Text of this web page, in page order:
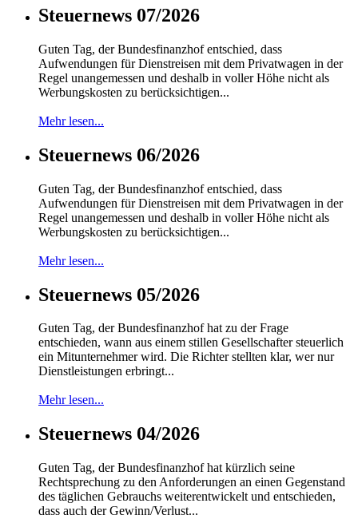
Steuernews 07/2026
Guten Tag, der Bundesfinanzhof entschied, dass
Aufwendungen für Dienstreisen mit dem Privatwagen in der
Regel unangemessen und deshalb in voller Höhe nicht als
Werbungskosten zu berücksichtigen...
Mehr lesen...
Steuernews 06/2026
Guten Tag, der Bundesfinanzhof entschied, dass
Aufwendungen für Dienstreisen mit dem Privatwagen in der
Regel unangemessen und deshalb in voller Höhe nicht als
Werbungskosten zu berücksichtigen...
Mehr lesen...
Steuernews 05/2026
Guten Tag, der Bundesfinanzhof hat zu der Frage
entschieden, wann aus einem stillen Gesellschafter steuerlich
ein Mitunternehmer wird. Die Richter stellten klar, wer nur
Dienstleistungen erbringt...
Mehr lesen...
Steuernews 04/2026
Guten Tag, der Bundesfinanzhof hat kürzlich seine
Rechtsprechung zu den Anforderungen an einen Gegenstand
des täglichen Gebrauchs weiterentwickelt und entschieden,
dass auch der Gewinn/Verlust...